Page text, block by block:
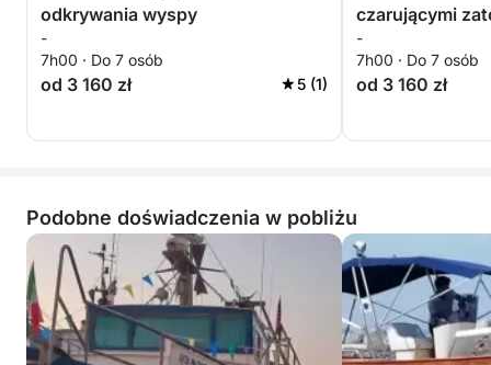
odkrywania wyspy
-
7h00 · Do 7 osób
od 3 160 zł 5 (1)
czarującymi
-
7h00 · Do 7 osób
od 3 160 zł
Podobne doświadczenia w pobliżu